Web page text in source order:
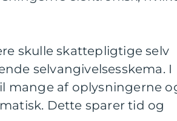
skulle skattepligtige selv
selvangivelsesskema. I
mange af oplysningerne
Dette sparer tid og